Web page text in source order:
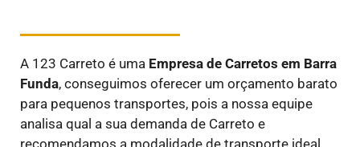
A 123 Carreto é uma Empresa de Carretos em Barra
Funda, conseguimos oferecer um orçamento barato
para pequenos transportes, pois a nossa equipe
analisa qual a sua demanda de Carreto e